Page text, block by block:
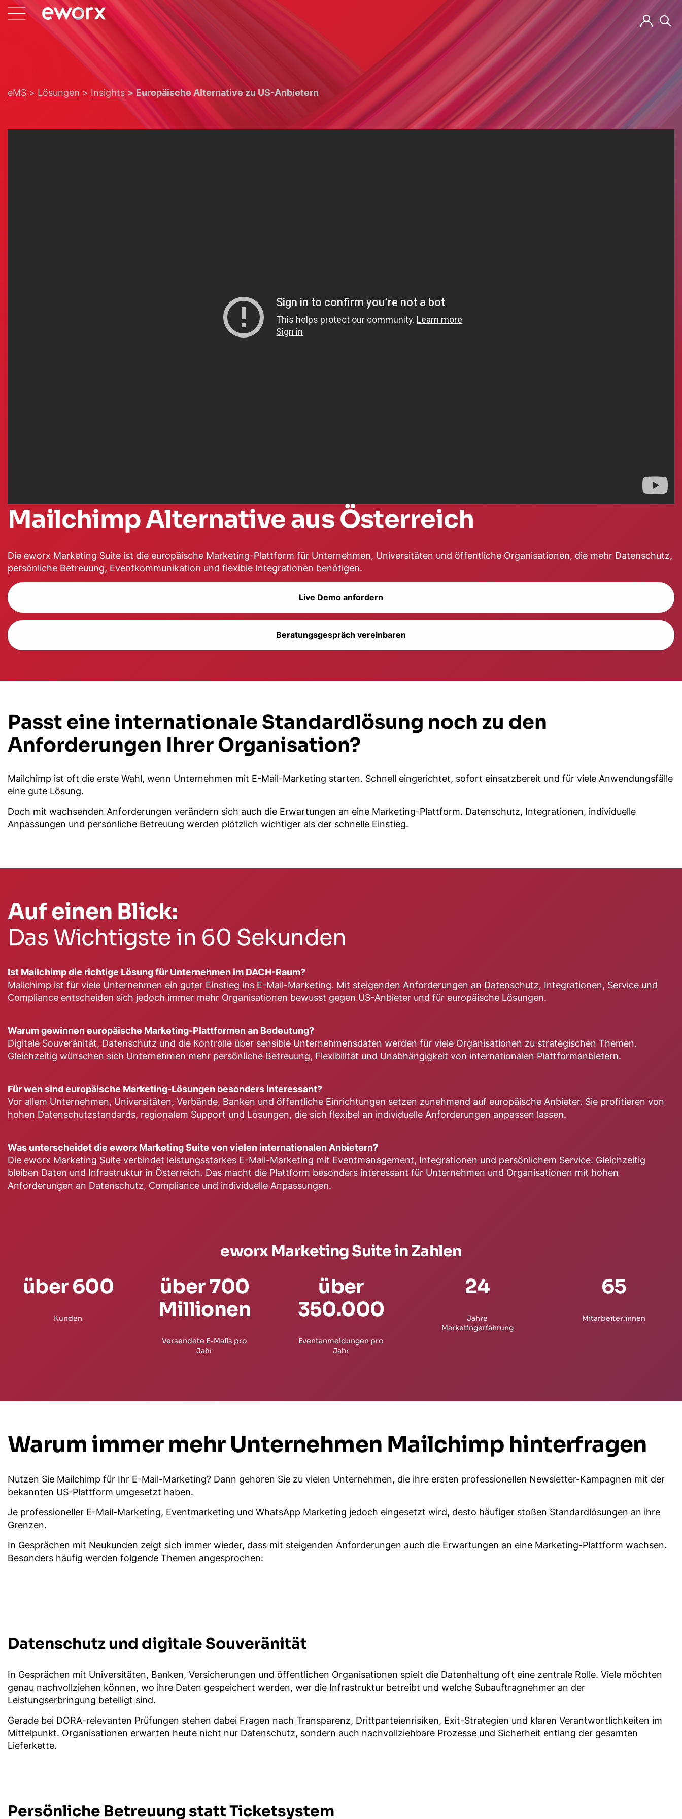
eMS Lösungen Insights Europäische Alternative zu US-Anbietern
Mailchimp Alternative aus Österreich
Die eworx Marketing Suite ist die europäische Marketing-Plattform für Unternehmen, Universitäten und öffentliche Organisationen, die mehr Datenschutz,
persönliche Betreuung, Eventkommunikation und flexible Integrationen benötigen.
Live Demo anfordern
Beratungsgespräch vereinbaren
Passt eine internationale Standardlösung noch zu den
Anforderungen Ihrer Organisation?
Mailchimp ist oft die erste Wahl, wenn Unternehmen mit E-Mail-Marketing starten. Schnell eingerichtet, sofort einsatzbereit und für viele Anwendungsfälle
eine gute Lösung.
Doch mit wachsenden Anforderungen verändern sich auch die Erwartungen an eine Marketing-Plattform. Datenschutz, Integrationen, individuelle
Anpassungen und persönliche Betreuung werden plötzlich wichtiger als der schnelle Einstieg.
Auf einen Blick:
Das Wichtigste in 60 Sekunden
Ist Mailchimp die richtige Lösung für Unternehmen im DACH-Raum?
Mailchimp ist für viele Unternehmen ein guter Einstieg ins E-Mail-Marketing. Mit steigenden Anforderungen an Datenschutz, Integrationen, Service und
Compliance entscheiden sich jedoch immer mehr Organisationen bewusst gegen US-Anbieter und für europäische Lösungen.
Warum gewinnen europäische Marketing-Plattformen an Bedeutung?
Digitale Souveränität, Datenschutz und die Kontrolle über sensible Unternehmensdaten werden für viele Organisationen zu strategischen Themen.
Gleichzeitig wünschen sich Unternehmen mehr persönliche Betreuung, Flexibilität und Unabhängigkeit von internationalen Plattformanbietern.
Für wen sind europäische Marketing-Lösungen besonders interessant?
Vor allem Unternehmen, Universitäten, Verbände, Banken und öffentliche Einrichtungen setzen zunehmend auf europäische Anbieter. Sie profitieren von
hohen Datenschutzstandards, regionalem Support und Lösungen, die sich flexibel an individuelle Anforderungen anpassen lassen.
Was unterscheidet die eworx Marketing Suite von vielen internationalen Anbietern?
Die eworx Marketing Suite verbindet leistungsstarkes E-Mail-Marketing mit Eventmanagement, Integrationen und persönlichem Service. Gleichzeitig
bleiben Daten und Infrastruktur in Österreich. Das macht die Plattform besonders interessant für Unternehmen und Organisationen mit hohen
Anforderungen an Datenschutz, Compliance und individuelle Anpassungen.
eworx Marketing Suite in Zahlen
über 600
Kunden
über 700
Millionen
Versendete E-Mails pro
Jahr
über
350.000
Eventanmeldungen pro
Jahr
24
Jahre
Marketingerfahrung
65
Mitarbeiter:innen
Warum immer mehr Unternehmen Mailchimp hinterfragen
Nutzen Sie Mailchimp für Ihr E-Mail-Marketing? Dann gehören Sie zu vielen Unternehmen, die ihre ersten professionellen Newsletter-Kampagnen mit der
bekannten US-Plattform umgesetzt haben.
Je professioneller E-Mail-Marketing, Eventmarketing und WhatsApp Marketing jedoch eingesetzt wird, desto häufiger stoßen Standardlösungen an ihre
Grenzen.
In Gesprächen mit Neukunden zeigt sich immer wieder, dass mit steigenden Anforderungen auch die Erwartungen an eine Marketing-Plattform wachsen.
Besonders häufig werden folgende Themen angesprochen:
Datenschutz und digitale Souveränität
In Gesprächen mit Universitäten, Banken, Versicherungen und öffentlichen Organisationen spielt die Datenhaltung oft eine zentrale Rolle. Viele möchten
genau nachvollziehen können, wo ihre Daten gespeichert werden, wer die Infrastruktur betreibt und welche Subauftragnehmer an der
Leistungserbringung beteiligt sind.
Gerade bei DORA-relevanten Prüfungen stehen dabei Fragen nach Transparenz, Drittparteienrisiken, Exit-Strategien und klaren Verantwortlichkeiten im
Mittelpunkt. Organisationen erwarten heute nicht nur Datenschutz, sondern auch nachvollziehbare Prozesse und Sicherheit entlang der gesamten
Lieferkette.
Persönliche Betreuung statt Ticketsystem